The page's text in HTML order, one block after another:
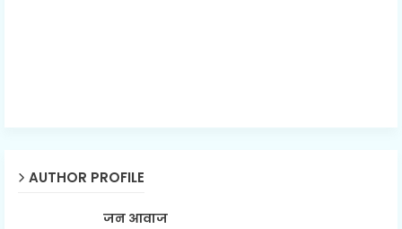
AUTHOR PROFILE
जन आवाज